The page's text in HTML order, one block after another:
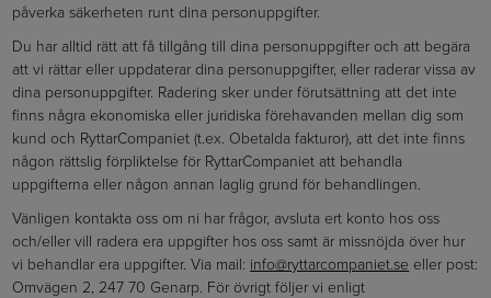
påverka säkerheten runt dina personuppgifter.
Du har alltid rätt att få tillgång till dina personuppgifter och att begära
att vi rättar eller uppdaterar dina personuppgifter, eller raderar vissa av
dina personuppgifter. Radering sker under förutsättning att det inte
finns några ekonomiska eller juridiska förehavanden mellan dig som
kund och RyttarCompaniet (t.ex. Obetalda fakturor), att det inte finns
någon rättslig förpliktelse för RyttarCompaniet att behandla
uppgifterna eller någon annan laglig grund för behandlingen.
Vänligen kontakta oss om ni har frågor, avsluta ert konto hos oss
och/eller vill radera era uppgifter hos oss samt är missnöjda över hur
vi behandlar era uppgifter. Via mail: info@ryttarcompaniet.se eller post:
Omvägen 2, 247 70 Genarp. För övrigt följer vi enligt